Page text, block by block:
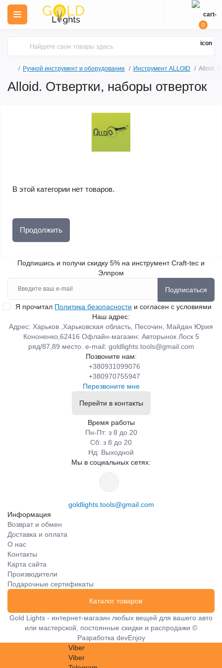
0
Ручной инструмент и оборудование Инструмент ALLOID Alloid.
Alloid. Отвертки, наборы отверток
В этой категории нет товаров.
Продолжить
Подпишись и получи скидку 5% на инструмент Craft-tec и
Элпром
Подписаться
Я прочитал Политика безопасности и согласен с условиями
Наш адрес:
Адрес: Харьков ,Харьковская область, Песочин, Майдан Юрия
Кононенко,62416 Офлайн-магазин: Авторынок Лоск 5
ряд/87,89 место. e-mail: goldlights.tools@gmail.com
Позвоните нам:
+380931099076
+380970755947
Перезвоните мне
Перейти в контакты
Время работы
Пн-Пт: з 8 до 20
Сб: з 8 до 20
Нд: Выходной
Мы в социальных сетях:
goldlights.tools@gmail.com
Информация
Возврат и обмен
Доставка и оплата
О нас
Контакты
Карта сайта
Производители
Подарочные сертификаты
Каталог товаров
Gold Lights - интернет-магазин любых вещей для вашего авто
или мастерской, постоянные скидки и распродажи ©
Разработка devEnjoy
Viber
Viber